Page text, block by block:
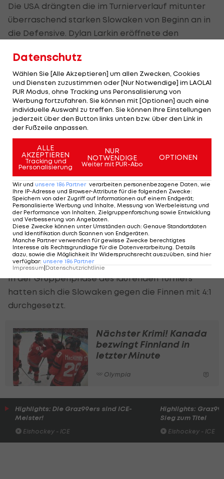
Die USA drängten die im Turnierverlauf mitunter
überraschend starken Slowaken von Beginn an in
die Defensive. Dylan Larkin eröffnete den
Thompson im Powerplay (20.), Jack Hughes mit
einem Doppelpack (33., 39.), Jack Eichel (33.) und
Brady Tkachuk (51.) für die USA erfolgreich.
Klare Angelegenheit
Nach zwei Dritteln führten die US-Amerikaner
bereits 5:0, im Schlussabschnitt gelang Juraj
Slafkovsky (45.) und Pavol Regenda (54.) noch
etwas Ergebniskosmetik.
Das Spiel um Bronze geht bereits am Samstag
(20:40 Uhr) über die Bühne. Die Slowakei war 2022
in Peking nach dem Halbfinal-Aus gegen den
späteren Olympiasieger Finnland Dritter
geworden.
In der Gruppenphase des laufenden Turniers
hatten sich die Slowaken gegen die Finnen mit 4:1
durchgesetzt.
Nächster Krimi! Kanada
bezwingt Finnland in
letzter Minute
Olympia
Highlights: Die Graz99ers sind ICE-
Meister!
Eishockey - ICE
Highlights:
Sieg zum Titel
Eishockey - ICE
Datenschutz
Wählen Sie [Alle Akzeptieren] um allen Zwecken, Cookies
und Diensten zuzustimmen oder [Nur Notwendige] im LAOLA1
PUR Modus, ohne Tracking uns Peronsalisierung von
Werbung fortzufahren. Sie können mit [Optionen] auch eine
individuelle Auswahl zu treffen. Sie können Ihre Einstellungen
jederzeit über den Button links unten bzw. über den Link in
der Fußzeile anpassen.
ALLE
AKZEPTIEREN
Tracking und
Personalisierung
NUR
NOTWENDIGE
Weiter mit PUR-Abo
OPTIONEN
Wir und unsere 186 Partner verarbeiten personenbezogene Daten, wie
Ihre IP-Adresse und Browser-Attribute für die folgenden Zwecke:
Speichern von oder Zugriff auf Informationen auf einem Endgerät;
Personalisierte Werbung und Inhalte, Messung von Werbeleistung und
der Performance von Inhalten, Zielgruppenforschung sowie Entwicklung
und Verbesserung von Angeboten
Diese Zwecke können unter Umständen auch: Genaue Standortdaten
und Identifikation durch Scannen von Endgeräten
Manche Partner verwenden für gewisse Zwecke berechtigtes
Interesse als Rechtsgrundlage für die Datenverarbeitung. Details
dazu, sowie die Möglichkeit Ihr Widerspruchsrecht auszuüben, sind hier
verfügbar: unsere 186 Partner
Impressum|Datenschutzrichtlinie